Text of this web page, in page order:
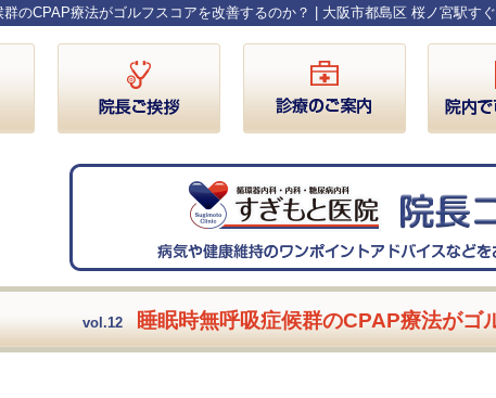
のCPAP療法がゴルフスコアを改善するのか？ | 大阪市都島区 桜ノ宮駅す
vol.12 睡眠時無呼吸症候群のCPAP療法がゴ